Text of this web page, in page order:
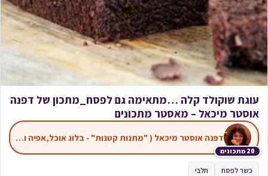
עוגת שוקולד קלה …מתאימה גם לפסח_מתכון של דפנה
אוסטר מיכאל – מאסטר מתכונים
20 מתכונים
דפנה אוסטר מיכאל ( "מתנות קטנות" - בלוג אוכל,אפיה ועוד)
כשר לפסח חלבי